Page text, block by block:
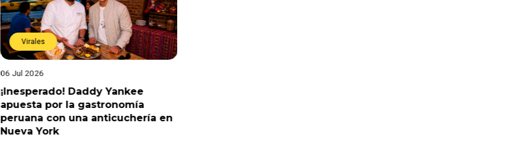
Virales
06 Jul 2026
¡Inesperado! Daddy Yankee
apuesta por la gastronomía
peruana con una anticuchería en
Nueva York